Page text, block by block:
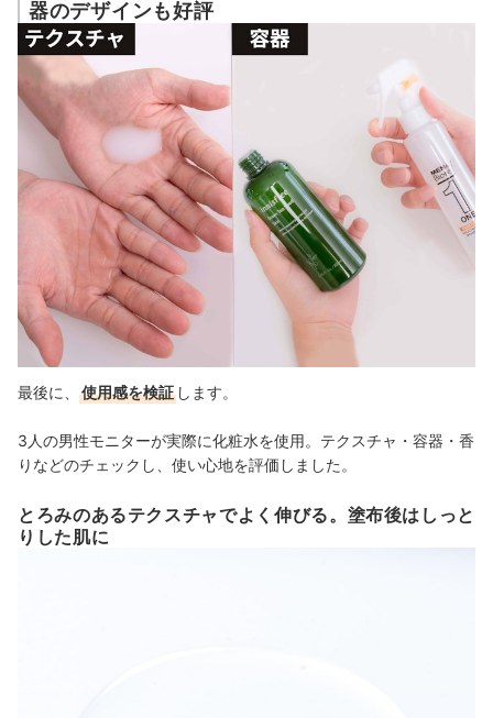
器のデザインも好評
最後に、 使用感を検証 します。
3人の男性モニターが実際に化粧水を使用。テクスチャ・容器・香
りなどのチェックし、使い心地を評価しました。
とろみのあるテクスチャでよく伸びる。塗布後はしっと
りした肌に